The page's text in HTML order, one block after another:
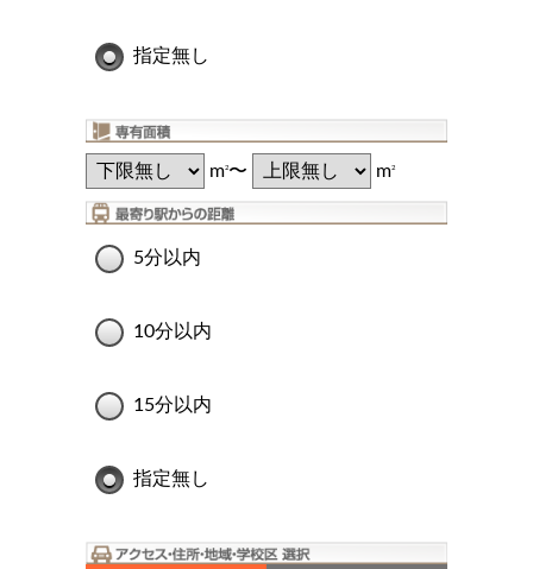
指定無し
m2〜 m2
5分以内
10分以内
15分以内
指定無し